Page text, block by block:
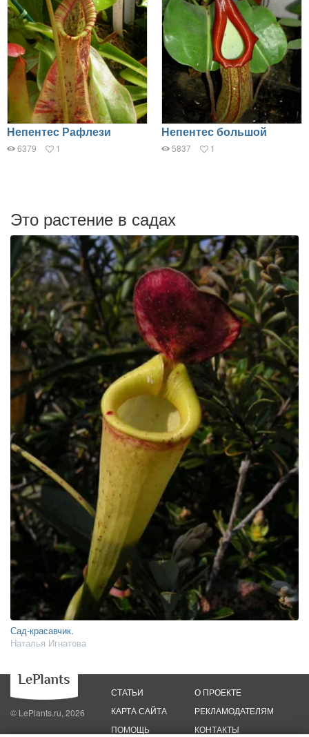
Непентес Рафлези
6379 1
Непентес большой
5837 1
Это растение в садах
Сад-красавчик.
Наталья Игнатова
© LePlants.ru, 2026
СТАТЬИ
КАРТА САЙТА
ПОМОЩЬ
О ПРОЕКТЕ
РЕКЛАМОДАТЕЛЯМ
КОНТАКТЫ